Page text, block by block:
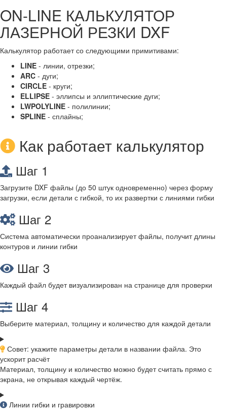
ON-LINE КАЛЬКУЛЯТОР
ЛАЗЕРНОЙ РЕЗКИ DXF
Калькулятор работает со следующими примитивами:
LINE - линии, отрезки;
ARC - дуги;
CIRCLE - круги;
ELLIPSE - эллипсы и эллиптические дуги;
LWPOLYLINE - полилинии;
SPLINE - сплайны;
Как работает калькулятор
Шаг 1
Загрузите DXF файлы (до 50 штук одновременно) через форму
загрузки, если детали с гибкой, то их развертки с линиями гибки
Шаг 2
Система автоматически проанализирует файлы, получит длины
контуров и линии гибки
Шаг 3
Каждый файл будет визуализирован на странице для проверки
Шаг 4
Выберите материал, толщину и количество для каждой детали
Совет: укажите параметры детали в названии файла. Это
ускорит расчёт
Материал, толщину и количество можно будет считать прямо с
экрана, не открывая каждый чертёж.
Линии гибки и гравировки